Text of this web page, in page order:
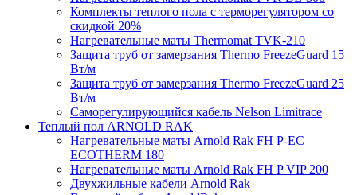
Комплекты теплого пола с терморегулятором со
скидкой 20%
Нагревательные маты Thermomat TVK-210
Защита труб от замерзания Thermo FreezeGuard 15
Вт/м
Защита труб от замерзания Thermo FreezeGuard 25
Вт/м
Саморегулирующийся кабель Nelson Limitrace
Теплый пол ARNOLD RAK
Нагревательные маты Arnold Rak FH P-EC
ECOTHERM 180
Нагревательные маты Arnold Rak FH P VIP 200
Двухжильные кабели Arnold Rak